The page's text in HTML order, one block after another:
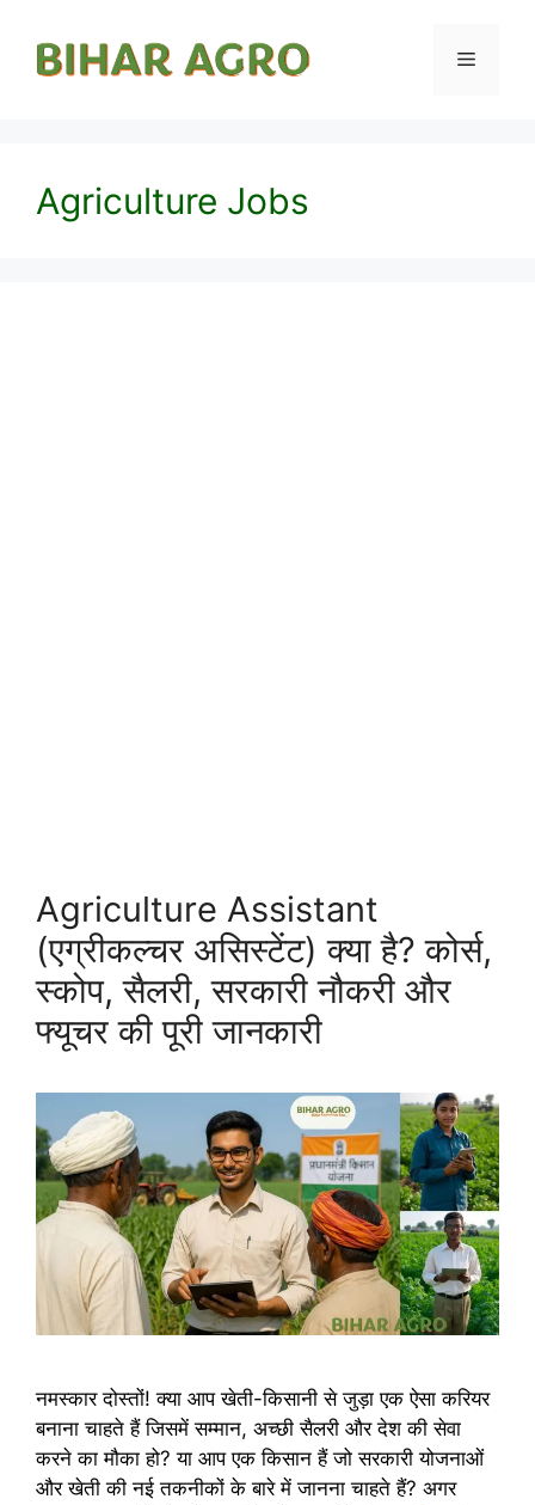
Agriculture Jobs
Agriculture Assistant
(एग्रीकल्चर असिस्टेंट) क्या है? कोर्स,
स्कोप, सैलरी, सरकारी नौकरी और
फ्यूचर की पूरी जानकारी
नमस्कार दोस्तों! क्या आप खेती-किसानी से जुड़ा एक ऐसा करियर
बनाना चाहते हैं जिसमें सम्मान, अच्छी सैलरी और देश की सेवा
करने का मौका हो? या आप एक किसान हैं जो सरकारी योजनाओं
और खेती की नई तकनीकों के बारे में जानना चाहते हैं? अगर